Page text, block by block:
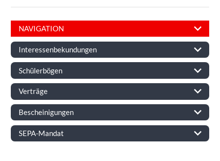
NAVIGATION
Interessenbekundungen
Schülerbögen
Verträge
Bescheinigungen
SEPA-Mandat